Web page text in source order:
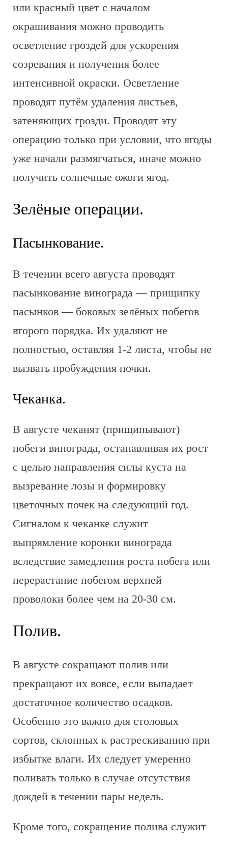
или красный цвет с началом
окрашивания можно проводить
осветление гроздей для ускорения
созревания и получения более
интенсивной окраски. Осветление
проводят путём удаления листьев,
затеняющих грозди. Проводят эту
операцию только при условии, что ягоды
уже начали размягчаться, иначе можно
получить солнечные ожоги ягод.
Зелёные операции.
Пасынкование.
В течении всего августа проводят
пасынкование винограда — прищипку
пасынков — боковых зелёных побегов
второго порядка. Их удаляют не
полностью, оставляя 1-2 листа, чтобы не
вызвать пробуждения почки.
Чеканка.
В августе чеканят (прищипывают)
побеги винограда, останавливая их рост
с целью направления силы куста на
вызревание лозы и формировку
цветочных почек на следующий год.
Сигналом к чеканке служит
выпрямление коронки винограда
вследствие замедления роста побега или
перерастание побегом верхней
проволоки более чем на 20-30 см.
Полив.
В августе сокращают полив или
прекращают их вовсе, если выпадает
достаточное количество осадков.
Особенно это важно для столовых
сортов, склонных к растрескиванию при
избытке влаги. Их следует умеренно
поливать только в случае отсутствия
дождей в течении пары недель.
Кроме того, сокращение полива служит